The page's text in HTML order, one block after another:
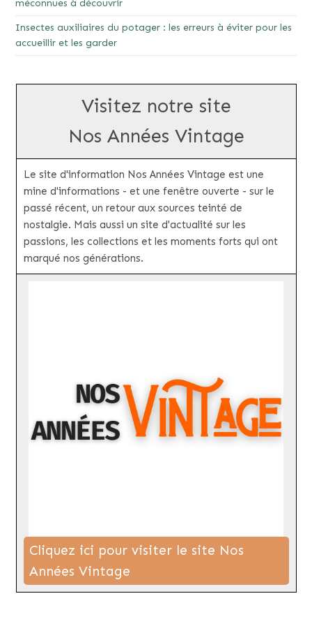
méconnues à découvrir
Insectes auxiliaires du potager : les erreurs à éviter pour les
accueillir et les garder
Visitez notre site
Nos Années Vintage
Le site d'information Nos Années Vintage est une
mine d'informations - et une fenêtre ouverte - sur le
passé récent, un retour aux sources teinté de
nostalgie. Mais aussi un site d'actualité sur les
passions, les collections et les moments forts qui ont
marqué nos générations.
Cliquez ici pour visiter le site Nos
Années Vintage